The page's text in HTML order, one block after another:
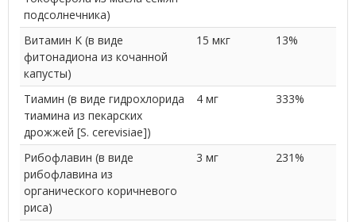
подсолнечника)
Витамин K (в виде
фитонадиона из кочанной
капусты)
15 мкг 13%
Тиамин (в виде гидрохлорида
тиамина из пекарских
дрожжей [S. cerevisiae])
4 мг 333%
Рибофлавин (в виде
рибофлавина из
органического коричневого
риса)
3 мг 231%